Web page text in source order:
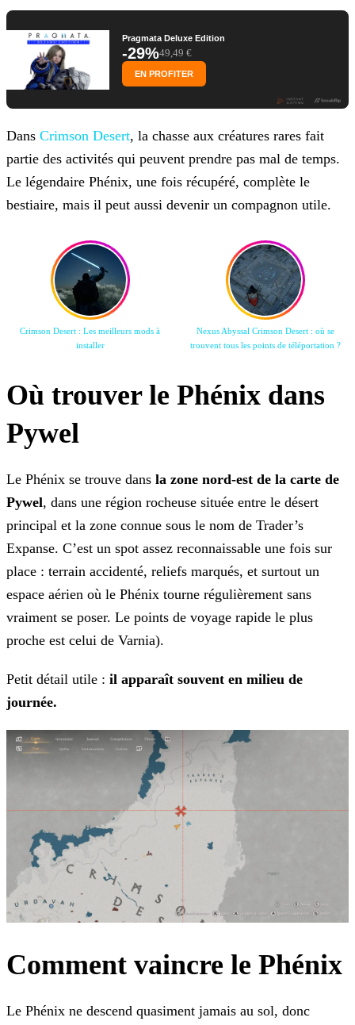
Pragmata Deluxe Edition
-29%49,49 €
EN PROFITER
Dans Crimson Desert, la chasse aux créatures rares fait
partie des activités qui peuvent prendre pas mal de temps.
Le légendaire Phénix, une fois récupéré, complète le
bestiaire, mais il peut aussi devenir un compagnon utile.
Crimson Desert : Les meilleurs mods à
installer
Nexus Abyssal Crimson Desert : où se
trouvent tous les points de téléportation ?
Où trouver le Phénix dans
Pywel
Le Phénix se trouve dans la zone nord-est de la carte de
Pywel, dans une région rocheuse située entre le désert
principal et la zone connue sous le nom de Trader’s
Expanse. C’est un spot assez reconnaissable une fois sur
place : terrain accidenté, reliefs marqués, et surtout un
espace aérien où le Phénix tourne régulièrement sans
vraiment se poser. Le points de voyage rapide le plus
proche est celui de Varnia).
Petit détail utile : il apparaît souvent en milieu de
journée.
Comment vaincre le Phénix
Le Phénix ne descend quasiment jamais au sol, donc